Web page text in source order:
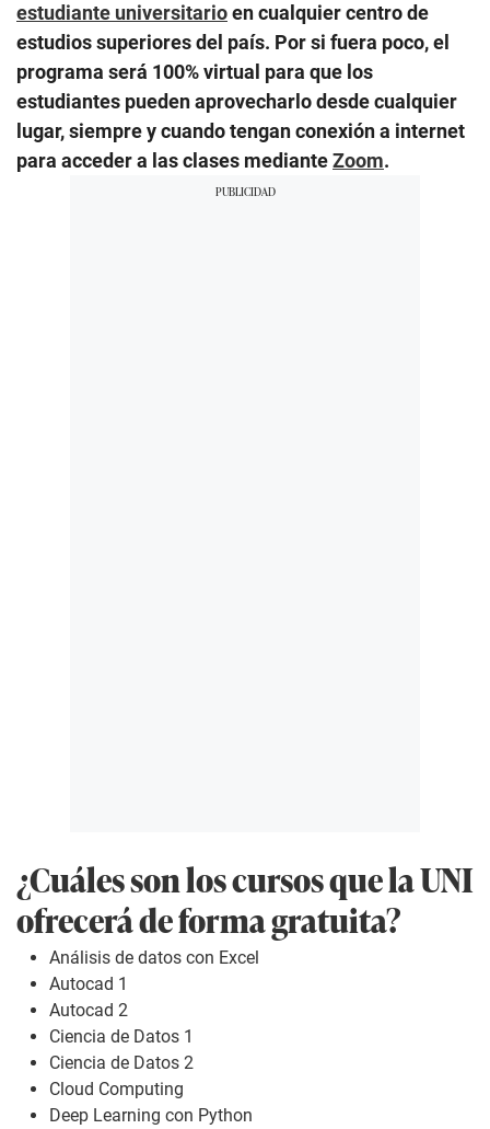
estudiante universitarioen cualquier centro de
estudios superiores del país. Por si fuera poco, el
programa será 100% virtual para que los
estudiantes pueden aprovecharlo desde cualquier
lugar, siempre y cuando tengan conexión a internet
para acceder a las clases medianteZoom.
¿Cuáles son los cursos que la UNI
ofrecerá de forma gratuita?
Análisis de datos con Excel
Autocad 1
Autocad 2
Ciencia de Datos 1
Ciencia de Datos 2
Cloud Computing
Deep Learning con Python